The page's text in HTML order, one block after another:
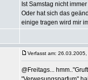
Ist Samstag nicht
Oder hat sich das
einige tragen wird mir
Verfasst am:
@Freitags...